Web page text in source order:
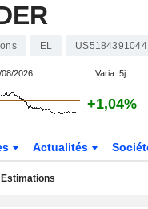
EL US5184391044
2026 Varia. 5j.
+1,04%
Actualités